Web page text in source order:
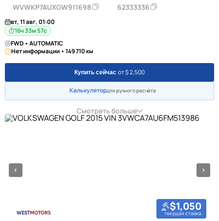
WVWKP7AUXGW911698 62333336
вт, 11 авг, 01:00
16ч 33м 57с
FWD • AUTOMATIC
Нет информации • 149 710 км
Купить сейчас от $ 2,500
Калькулятордля ручного расчёта
Смотреть больше
$1,050
текущая ставка